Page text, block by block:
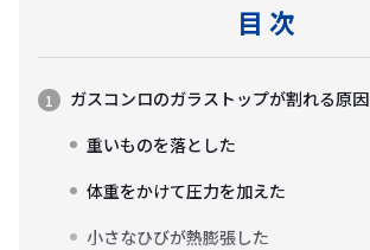
目 次
ガスコンロのガラストップが割れる原因
重いものを落とした
体重をかけて圧力を加えた
小さなひびが熱膨張した